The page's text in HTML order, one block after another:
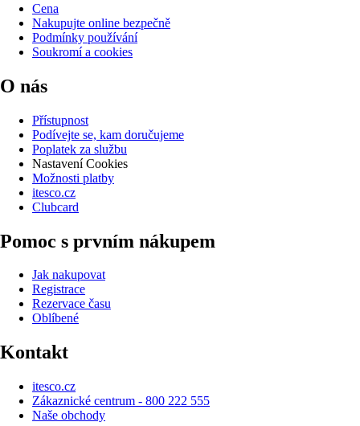
Cena
Nakupujte online bezpečně
Podmínky používání
Soukromí a cookies
O nás
Přístupnost
Podívejte se, kam doručujeme
Poplatek za službu
Nastavení Cookies
Možnosti platby
itesco.cz
Clubcard
Pomoc s prvním nákupem
Jak nakupovat
Registrace
Rezervace času
Oblíbené
Kontakt
itesco.cz
Zákaznické centrum - 800 222 555
Naše obchody